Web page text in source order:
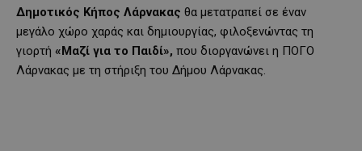
Δημοτικός Κήπος Λάρνακας θα μετατραπεί σε έναν
μεγάλο χώρο χαράς και δημιουργίας, φιλοξενώντας τη
γιορτή «Μαζί για το Παιδί», που διοργανώνει η ΠΟΓΟ
Λάρνακας με τη στήριξη του Δήμου Λάρνακας.